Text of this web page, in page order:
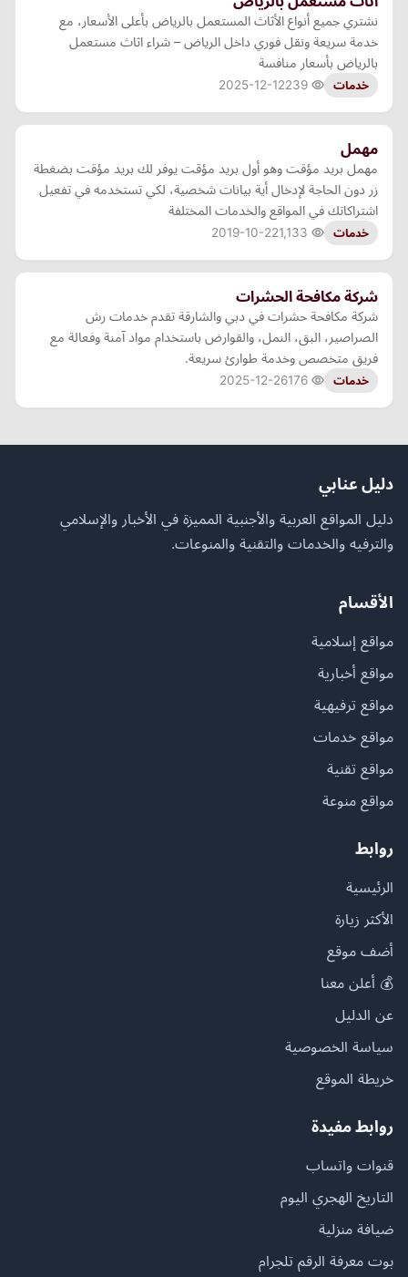
نشتري جميع أنواع الأثاث المستعمل بالرياض بأعلى الأسعار، مع
خدمة سريعة ونقل فوري داخل الرياض – شراء اثاث مستعمل
بالرياض بأسعار منافسة
خدمات 2025-12-12
مهمل
مهمل بريد مؤقت وهو أول بريد مؤقت يوفر لك بريد مؤقت بضغطة
زر دون الحاجة لإدخال أية بيانات شخصية، لكي تستخدمه في تفعيل
اشتراكاتك في المواقع والخدمات المختلفة
خدمات 2019-10-22
شركة مكافحة الحشرات
شركة مكافحة حشرات في دبي والشارقة تقدم خدمات رش
الصراصير، البق، النمل، والقوارض باستخدام مواد آمنة وفعالة مع
فريق متخصص وخدمة طوارئ سريعة.
خدمات 2025-12-26
دليل عنابي
دليل المواقع العربية والأجنبية المميزة في الأخبار والإسلامي
والترفيه والخدمات والتقنية والمنوعات.
الأقسام
مواقع إسلامية
مواقع أخبارية
مواقع ترفيهية
مواقع خدمات
مواقع تقنية
مواقع منوعة
روابط
الرئيسية
الأكثر زيارة
أضف موقع
💰 أعلن معنا
عن الدليل
سياسة الخصوصية
خريطة الموقع
روابط مفيدة
قنوات واتساب
التاريخ الهجري اليوم
ضيافة منزلية
بوت معرفة الرقم تلجرام